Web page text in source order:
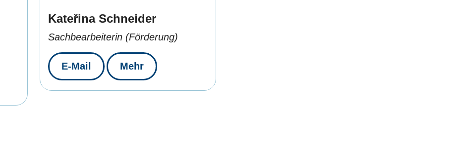
Kateřina Schneider
Sachbearbeiterin (Förderung)
E-Mail Mehr